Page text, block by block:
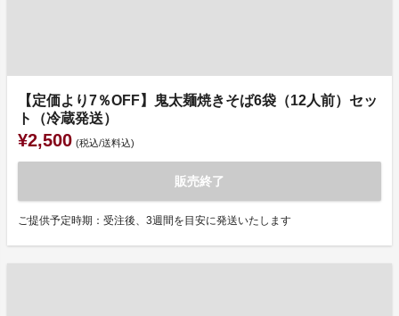
【定価より7％OFF】鬼太麺焼きそば6袋（12人前）セッ
ト（冷蔵発送）
¥2,500 (税込/送料込)
販売終了
ご提供予定時期：受注後、3週間を目安に発送いたします